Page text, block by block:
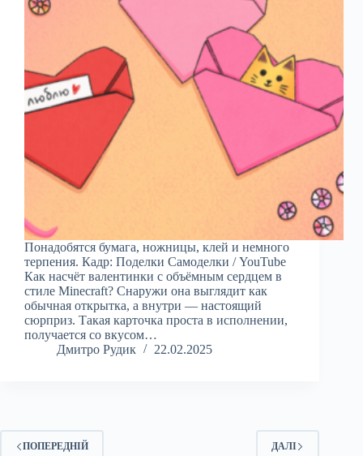
Понадобятся бумага, ножницы, клей и немного
терпения. Кадр: Поделки Самоделки / YouTube
Как насчёт валентинки с объёмным сердцем в
стиле Minecraft? Снаружи она выглядит как
обычная открытка, а внутри — настоящий
сюрприз. Такая карточка проста в исполнении,
получается со вкусом…
Дмитро Рудик
22.02.2025
ПОПЕРЕДНІЙ ДАЛІ